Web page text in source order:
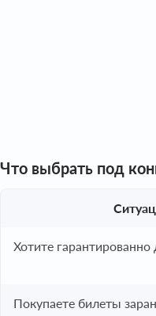
Что выбрать под
Хотите
Покупаете билеты